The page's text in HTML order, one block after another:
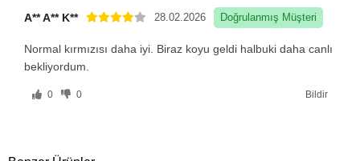
A** A** K** 28.02.2026 Doğrulanmış Müşteri
Normal kırmızısı daha iyi. Biraz koyu geldi halbuki daha canlı
bekliyordum.
0 0 Bildir